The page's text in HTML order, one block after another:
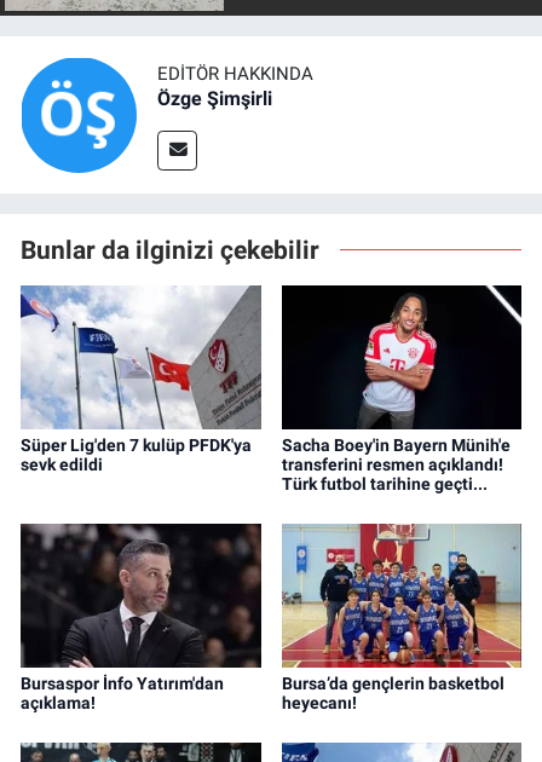
EDITÖR HAKKINDA
Özge Şimşirli
Bunlar da ilginizi çekebilir
Süper Lig'den 7 kulüp PFDK'ya
sevk edildi
Sacha Boey'in Bayern Münih'e
transferini resmen açıklandı!
Türk futbol tarihine geçti...
Bursaspor İnfo Yatırım'dan
açıklama!
Bursa’da gençlerin basketbol
heyecanı!